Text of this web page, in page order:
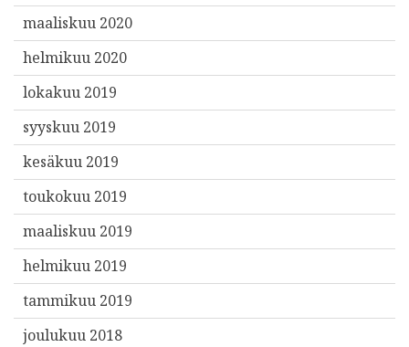
maaliskuu 2020
helmikuu 2020
lokakuu 2019
syyskuu 2019
kesäkuu 2019
toukokuu 2019
maaliskuu 2019
helmikuu 2019
tammikuu 2019
joulukuu 2018